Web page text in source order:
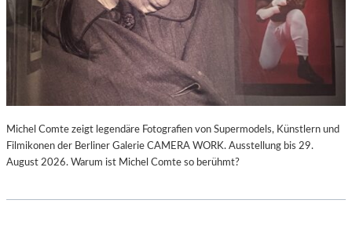
Michel Comte zeigt legendäre Fotografien von Supermodels, Künstlern und
Filmikonen der Berliner Galerie CAMERA WORK. Ausstellung bis 29.
August 2026. Warum ist Michel Comte so berühmt?